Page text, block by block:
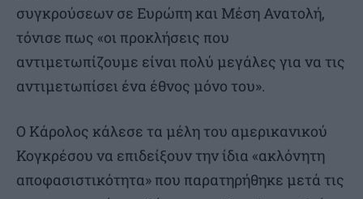
συγκρούσεων σε Ευρώπη και Μέση Ανατολή,
τόνισε πως «οι προκλήσεις που
αντιμετωπίζουμε είναι πολύ μεγάλες για να τις
αντιμετωπίσει ένα έθνος μόνο του».
Ο Κάρολος κάλεσε τα μέλη του αμερικανικού
Κογκρέσου να επιδείξουν την ίδια «ακλόνητη
αποφασιστικότητα» που παρατηρήθηκε μετά τις